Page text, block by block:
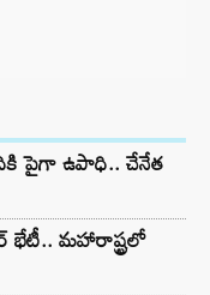
పైగా ఉపాధి.. చేనేత
భేటీ.. మహారాష్ట్రలో